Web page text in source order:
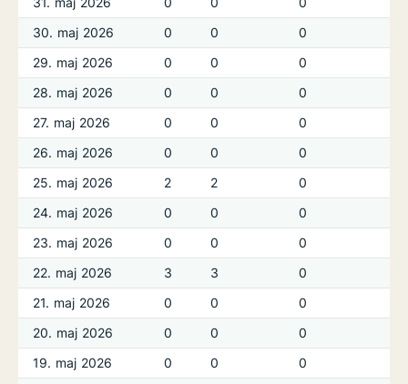
30. maj 2026
0 0
0
29. maj 2026
0 0
0
28. maj 2026
0 0
0
27. maj 2026
0 0
0
26. maj 2026
0 0
0
25. maj 2026
2 2
0
24. maj 2026
0 0
0
23. maj 2026
0 0
0
22. maj 2026
3 3
0
21. maj 2026
0 0
0
20. maj 2026
0 0
0
19. maj 2026
0 0
0